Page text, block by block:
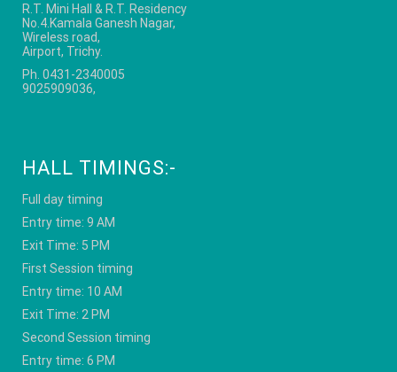
R.T. Mini Hall & R.T. Residency
No.4.Kamala Ganesh Nagar,
Wireless road,
Airport, Trichy.
Ph. 0431-2340005
9025909036,
HALL TIMINGS:-
Full day timing
Entry time: 9 AM
Exit Time: 5 PM
First Session timing
Entry time: 10 AM
Exit Time: 2 PM
Second Session timing
Entry time: 6 PM